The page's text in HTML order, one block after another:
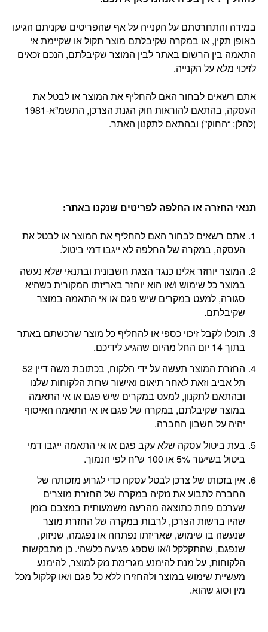
במידה והתחרטתם על הקנייה על אף שהפריטים שקניתם הגיעו
באופן תקין, או במקרה שקיבלתם מוצר תקול או שקיימת אי
התאמה בין הרשום באתר לבין המוצר שקיבלתם, הנכם זכאים
לזיכוי מלא על הקנייה.
אתם רשאים לבחור האם להחליף את המוצר או לבטל את
העסקה, בהתאם להוראות חוק הגנת הצרכן, התשמ”א-1981
(להלן: “החוק”) ובהתאם לתקנון האתר.
תנאי החזרה או החלפה לפריטים שנקנו באתר:
אתם רשאים לבחור האם להחליף את המוצר או לבטל את
העסקה, במקרה של החלפה לא ייגבו דמי ביטול.
המוצר יוחזר אלינו כנגד הצגת חשבונית ובתנאי שלא נעשה
במוצר כל שימוש ו/או הוא יוחזר באריזתו המקורית כשהיא
סגורה, למעט במקרים שיש פגם או אי התאמה במוצר
שקיבלתם.
תוכלו לקבל זיכוי כספי או להחליף כל מוצר שרכשתם באתר
בתוך 14 יום החל מהיום שהגיע לידיכם.
החזרת המוצר תעשה על ידי הלקוח, בכתובת משה דיין 52
תל אביב וזאת לאחר תיאום ואישור שרות הלקוחות שלנו
ובהתאם לתקנון, למעט במקרים שיש פגם או אי התאמה
במוצר שקיבלתם, במקרה של פגם או אי התאמה האיסוף
יהיה על חשבון החברה.
בעת ביטול עסקה שלא עקב פגם או אי התאמה ייגבו דמי
ביטול בשיעור 5% או 100 ש”ח לפי הנמוך.
אין בזכותו של צרכן לבטל עסקה כדי לגרוע מזכותה של
החברה לתבוע את נזקיה במקרה של החזרת מוצרים
שערכם פחת כתוצאה מהרעה משמעותית במצבם בזמן
שהיו ברשות הצרכן, לרבות במקרה של החזרת מוצר
שנעשה בו שימוש, שאריזתו נפתחה או נפגמה, שניזוק,
שנפגם, שהתקלקל ו/או שספג פגיעה כלשהי. כן מתבקשות
הלקוחות, על מנת להימנע מגרימת נזק למוצר, להימנע
מעשיית שימוש במוצר ולהחזירו ללא כל פגם ו/או קלקול מכל
מין וסוג שהוא.